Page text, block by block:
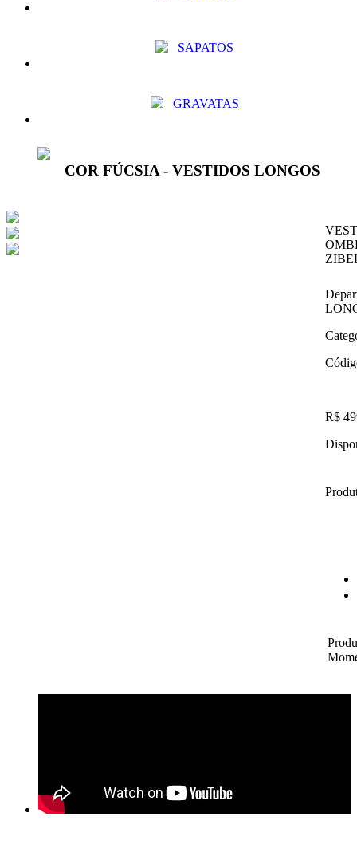
SAPATOS
GRAVATAS
COR FÚCSIA - VESTIDOS LONGOS
R$